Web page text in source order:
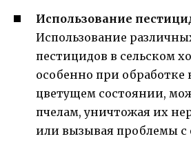
Использование
Использование
пестицидов в сельском
особенно при обработке
цветущем состоянии,
пчелам, уничтожая их
или вызывая проблемы с